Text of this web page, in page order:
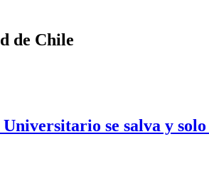
de Chile
se salva y